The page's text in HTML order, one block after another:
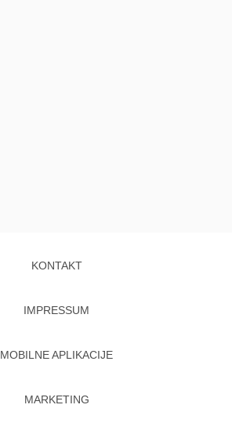
KONTAKT
IMPRESSUM
MOBILNE APLIKACIJE
MARKETING